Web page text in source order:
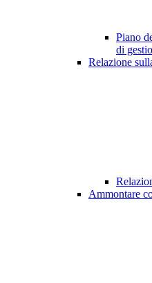
Piano
di
Relazione
Ammontare